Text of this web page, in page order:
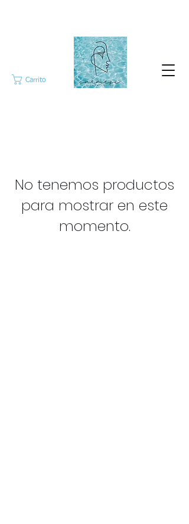
Carrito
No tenemos productos
para mostrar en este
momento.